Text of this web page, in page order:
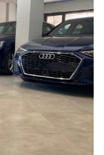
o via mail le
incongruenze
descrittiva e le
volontà della
un vincolo